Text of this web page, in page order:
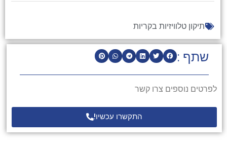
שתף :
לפרטים נוספים צרו קשר
התקשרו עכשיו!
תיקון טלוויזיות בקריות